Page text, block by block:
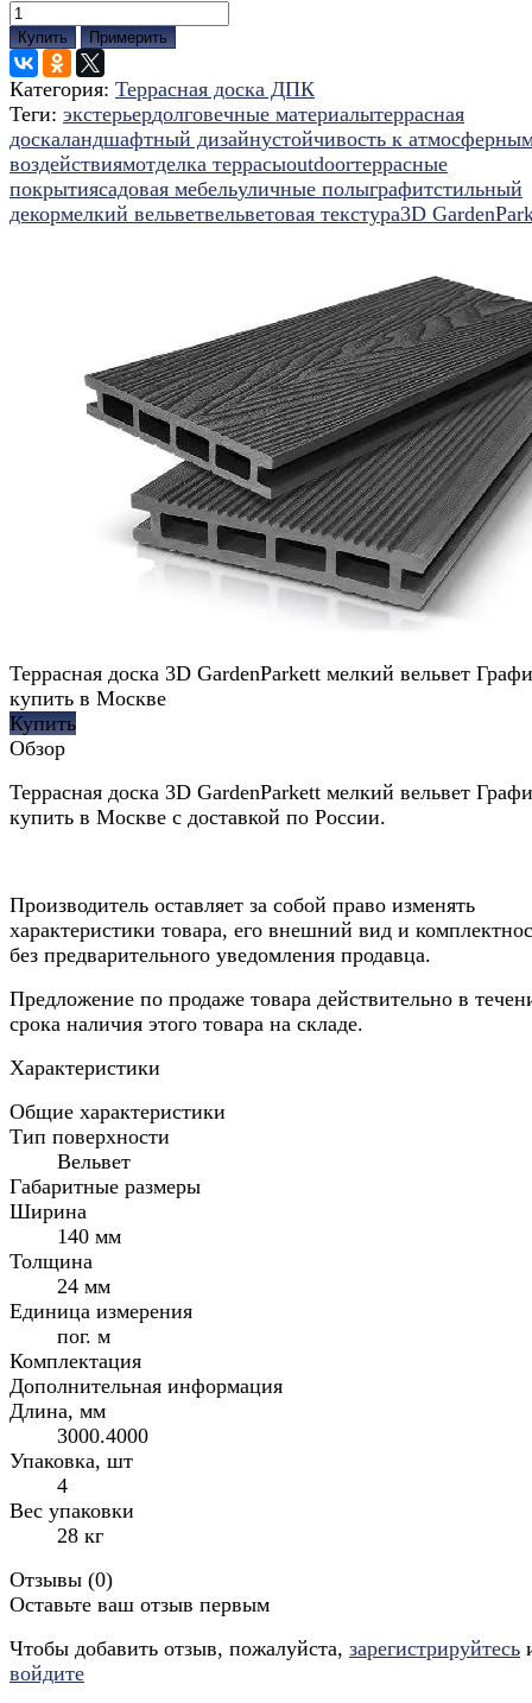
Купить Примерить
Категория: Террасная доска ДПК
Теги: экстерьердолговечные материалытеррасная
доскаландшафтный дизайнустойчивость к
воздействиямотделка террасыoutdoorтеррасные
покрытиясадовая мебельуличные полыграфитстильный
декормелкий вельветвельветовая текстура3D
Террасная доска 3D GardenParkett мелкий вельвет
купить в Москве
Купить
Обзор
Террасная доска 3D GardenParkett мелкий вельвет
купить в Москве с доставкой по России.
Производитель оставляет за собой право изменять
характеристики товара, его внешний вид и
без предварительного уведомления продавца.
Предложение по продаже товара действительно в
срока наличия этого товара на складе.
Характеристики
Общие характеристики
Тип поверхности
Вельвет
Габаритные размеры
Ширина
140 мм
Толщина
24 мм
Единица измерения
пог. м
Комплектация
Дополнительная информация
Длина, мм
3000.4000
Упаковка, шт
4
Вес упаковки
28 кг
Отзывы (0)
Оставьте ваш отзыв первым
Чтобы добавить отзыв, пожалуйста, зарегистрируйтесь
войдите